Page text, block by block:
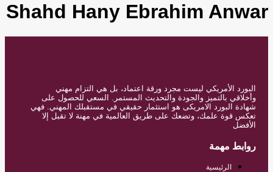
Shahd Hany Ebrahim Anwar
البورد الأمريكي ليست مجرد ورقة اعتماد، بل هي التزام مهني
وأخلاقي بالتميز والجودة والتحديث المستمر. السعي للحصول على
شهادة البورد الامريكى هو استثمار حقيقي في مستقبلك المهني. فهي
تعكس قوة علمك، وتضعك على طريق العالمية في مهنة لا تقبل إلا
الأفضل
روابط مهمة
الرئيسية